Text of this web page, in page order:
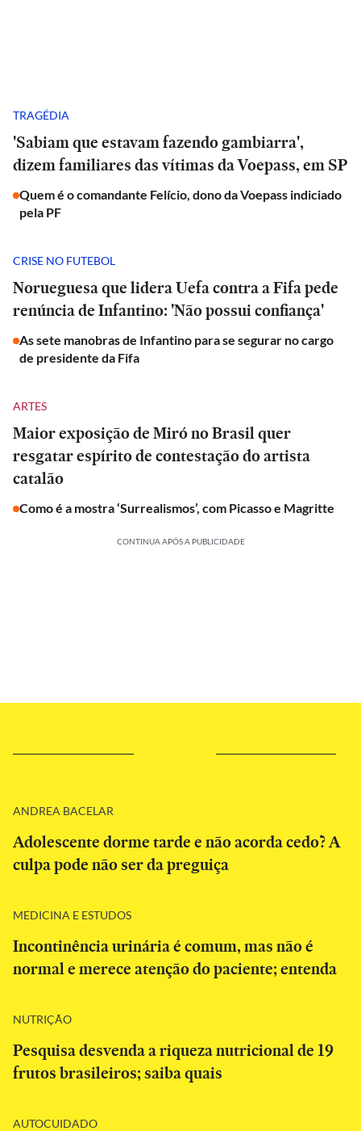
TRAGÉDIA
'Sabiam que estavam fazendo gambiarra',
dizem familiares das vítimas da Voepass, em SP
Quem é o comandante Felício, dono da Voepass indiciado
pela PF
CRISE NO FUTEBOL
Norueguesa que lidera Uefa contra a Fifa pede
renúncia de Infantino: 'Não possui confiança'
As sete manobras de Infantino para se segurar no cargo
de presidente da Fifa
ARTES
Maior exposição de Miró no Brasil quer
resgatar espírito de contestação do artista
catalão
Como é a mostra ‘Surrealismos’, com Picasso e Magritte
CONTINUA APÓS A PUBLICIDADE
ANDREA BACELAR
Adolescente dorme tarde e não acorda cedo? A
culpa pode não ser da preguiça
MEDICINA E ESTUDOS
Incontinência urinária é comum, mas não é
normal e merece atenção do paciente; entenda
NUTRIÇÃO
Pesquisa desvenda a riqueza nutricional de 19
frutos brasileiros; saiba quais
AUTOCUIDADO